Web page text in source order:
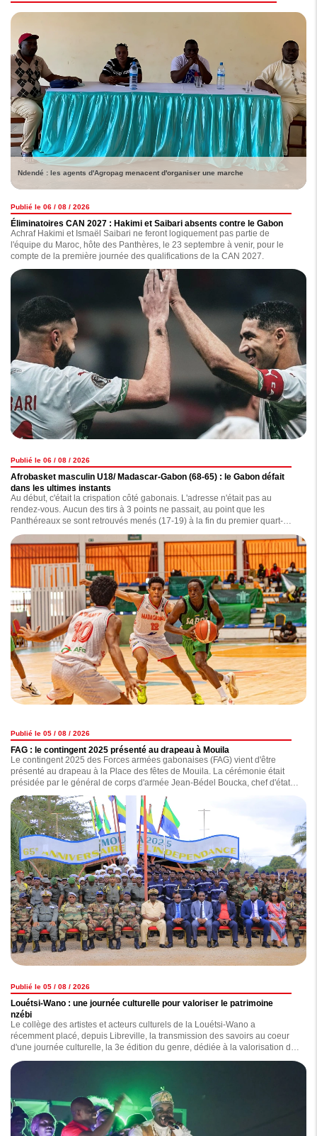
Ndendé : les agents d'Agropag menacent d'organiser une marche
Publié le 06 / 08 / 2026
Éliminatoires CAN 2027 : Hakimi et Saibari absents contre le Gabon
Achraf Hakimi et Ismaël Saibari ne feront logiquement pas partie de
l'équipe du Maroc, hôte des Panthères, le 23 septembre à venir, pour le
compte de la première journée des qualifications de la CAN 2027.
Publié le 06 / 08 / 2026
Afrobasket masculin U18/ Madascar-Gabon (68-65) : le Gabon défait
dans les ultimes instants
Au début, c'était la crispation côté gabonais. L'adresse n'était pas au
rendez-vous. Aucun des tirs à 3 points ne passait, au point que les
Panthéreaux se sont retrouvés menés (17-19) à la fin du premier quart-
temps, par des Malgaches qui ont profité des erreurs de leurs adversaires.
Publié le 05 / 08 / 2026
FAG : le contingent 2025 présenté au drapeau à Mouila
Le contingent 2025 des Forces armées gabonaises (FAG) vient d'être
présenté au drapeau à la Place des fêtes de Mouila. La cérémonie était
présidée par le général de corps d'armée Jean-Bédel Boucka, chef d'état-
major général des Forces armées gabonaises.
Publié le 05 / 08 / 2026
Louétsi-Wano : une journée culturelle pour valoriser le patrimoine
nzébi
Le collège des artistes et acteurs culturels de la Louétsi-Wano a
récemment placé, depuis Libreville, la transmission des savoirs au coeur
d'une journée culturelle, la 3e édition du genre, dédiée à la valorisation du
patrimoine nzebi.